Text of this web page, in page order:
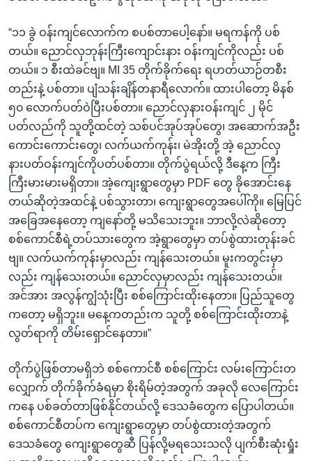
“၁၁ ခွဲ ဝန်းကျင်လောက်က စပစ်တာပေါ့နော်။ မရကန်ကို ပစ်
တယ်။ ညောင်လှဘုန်းကြီးကျောင်းနား ဝန်းကျင်ကိုလည်း ပစ်
တယ်။ ၁ စီးထဲခင်ဗျ။ MI 35 တိုက်ခိုက်ရေး ရဟတ်ယာဉ်တစီး
တည်းနဲ့ ပစ်တာ။ ပျံသန်းချိန်တနာရီလောက်။ ထားပါတော့ မိနစ်
၅၀ လောက်ပတ်ဝဲပြီးပစ်တာ။ ညောင်လှနားဝန်းကျင် ၂ မိုင်
ပတ်လည်ကို သူတို့ထင်တဲ့ သစ်ပင်အုပ်အုပ်တွေ၊ အဆောက်အဦး
ကောင်းကောင်းတွေ၊ လက်ယက်ကုန်း၊ မဲအိုးတို့ အဲ့ ညောင်လှ
နားပတ်ဝန်းကျင်ကိုပတ်ပစ်တာ။ တိုက်ပွဲရယ်လို့ ဒီနေ့က ကြီး
ကြီးမားမားမရှိတာ။ အဲ့ကျေးရွာတွေမှာ PDF တွေ ခိုအောင်းနေ
တယ်ဆိုတဲ့အထင်နဲ့ ပစ်သွားတာ၊ ကျေးရွာတွေအပေါ်ကို။ မြေပြင်
အခြေအနေတော့ ကျနော်တို့ မသိသေးဘူး။ ဘာလို့လဲဆိုတော့
စစ်ကောင်စီရဲ့တပ်သားတွေက အဲ့ရွာတွေမှာ တပ်စွဲထားတုန်းခင်
ဗျ။ လက်ယက်ကုန်းမှာလည်း ကျန်သေးတယ်။ မူးကတွင်းမှာ
လည်း ကျန်သေးတယ်။ ညောင်လှမှာလည်း ကျန်သေးတယ်။
အင်အား အလွန်ကျွံသုံးပြီး စစ်ကြောင်းထိုးနေတာ။ ပြည်သူတွေ
ကတော့ မရှိဘူး။ မနေ့ကတည်းက သူတို့ စစ်ကြောင်းထိုးတာနဲ့
လွတ်ရာကို တိမ်းရှောင်နေတာ။”
တိုက်ပွဲဖြစ်တာမရှိဘဲ စစ်ကောင်စီ စစ်ကြောင်း လမ်းကြောင်းတ
လျှောက် တိုက်ခိုက်ခံရမှာ စိုးရိမ်တဲ့အတွက် အခုလို လေကြောင်း
ကနေ ပစ်ခတ်တာဖြစ်နိုင်တယ်လို့ ဒေသခံတွေက ပြောပါတယ်။
စစ်ကောင်စီတပ်က ကျေးရွာတွေမှာ တပ်စွဲထားတဲ့အတွက်
ဒေသခံတွေ ကျေးရွာတွေဆီ ပြန်လို့မရသေးသလို ပျက်စီးဆုံးရှုံး